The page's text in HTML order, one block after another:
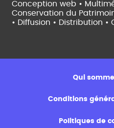
Conception web •
Conservation du
• Diffusion • Distribution
Qui
Conditions
Politiques de